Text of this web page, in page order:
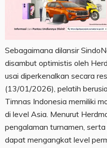
Sebagaimana dilansir
disambut optimistis oleh
usai diperkenalkan secara
(13/01/2026), pelatih
Timnas Indonesia memiliki
di level Asia. Menurut
pengalaman turnamen,
dapat mengangkat level